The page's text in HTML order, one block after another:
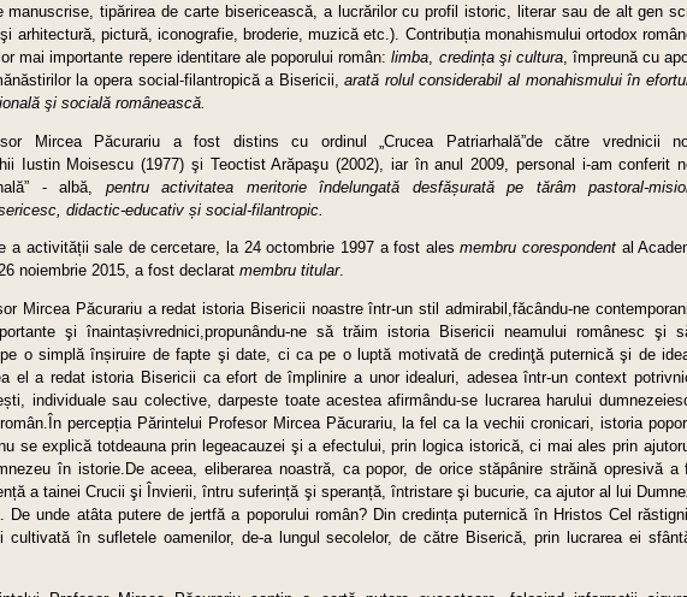
manuscrise, tipărirea de carte bisericească, a lucrărilor cu profil istoric, literar sau de alt gen
arhitectură, pictură, iconografie, broderie, muzică etc.). Contribuția monahismului ortodox
mai importante repere identitare ale poporului român:limba credința şi cultura, împreună cu
la opera social-filantropică a Bisericii,arată rolul considerabil al monahismului în
ăşi socială românească.
Mircea Păcurariu a fost distins cu ordinul „Crucea Patriarhală”de către vrednicii
Iustin Moisescu (1977) şi Teoctist Arăpaşu (2002), iar în anul 2009, personal i-am conferit
- albă, pentru activitatea meritorie îndelungată desfășuratăpe tărâm pastoral-
didactic-educativ și social-filantropic.
a activității sale de cercetare, la 24 octombrie 1997 a fost alesmembru corespondent al
noiembrie 2015, a fost declarat membru titular.
Mircea Păcurariu a redat istoria Bisericii noastre într-un stil admirabil,făcându-ne
şi înaintașivrednici,propunându-ne să trăim istoria Bisericii neamului românesc şi
o simplă înșiruire de fapte şi date, ci ca pe o luptă motivată de credinţă puternică şi de
el a redat istoria Bisericii ca efort de împlinire a unor idealuri, adesea într-un context
individuale sau colective, darpeste toate acestea afirmându-se lucrarea harului
percepția Părintelui Profesor Mircea Păcurariu, la fel ca la vechii cronicari, istoria
se explică totdeauna prin legeacauzei şi a efectului, prin logica istorică, ci mai ales prin
în istorie.De aceea, eliberarea noastră, ca popor, de orice stăpânire străină opresivă a
a tainei Crucii şi Învierii, întru suferință şi speranță, întristare şi bucurie, ca ajutor al lui
De unde atâta putere de jertfă a poporului român? Din credința puternică în Hristos Cel
cultivată în sufletele oamenilor, de-a lungul secolelor, de către Biserică, prin lucrarea ei